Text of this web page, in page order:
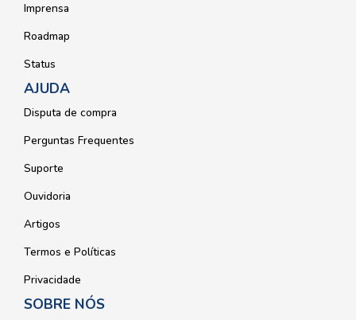
Imprensa
Roadmap
Status
AJUDA
Disputa de compra
Perguntas Frequentes
Suporte
Ouvidoria
Artigos
Termos e Políticas
Privacidade
SOBRE NÓS